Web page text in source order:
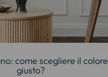
come scegliere il colore
giusto?